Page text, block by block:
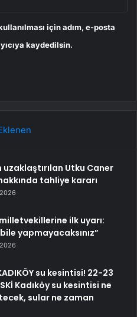
için adım, e-posta
kaydedilsin.
uzaklaştırılan Utku Caner
tahliye kararı
ilk uyarı:
yapmayacaksınız”
su kesintisi! 22-23
Kadıköy su kesintisi ne
sular ne zaman